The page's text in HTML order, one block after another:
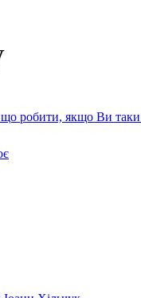
що робити, якщо Ви